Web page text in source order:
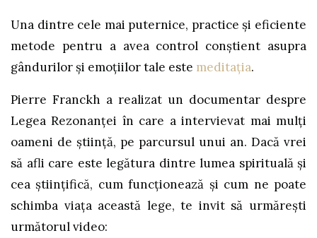
Una dintre cele mai puternice, practice și eficiente
metode pentru a avea control conștient asupra
gândurilor și emoțiilor tale este meditația.
Pierre Franckh a realizat un documentar despre
Legea Rezonanței în care a intervievat mai mulți
oameni de știință, pe parcursul unui an. Dacă vrei
să afli care este legătura dintre lumea spirituală și
cea științifică, cum funcționează și cum ne poate
schimba viața această lege, te invit să urmărești
următorul video: